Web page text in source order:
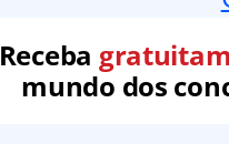
Receba
mundo dos